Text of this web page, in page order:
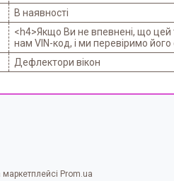
В наявності
<h4>Якщо Ви не впевнені, що цей
нам VIN-код, і ми перевіримо його
Дефлектори вікон
Prom.ua